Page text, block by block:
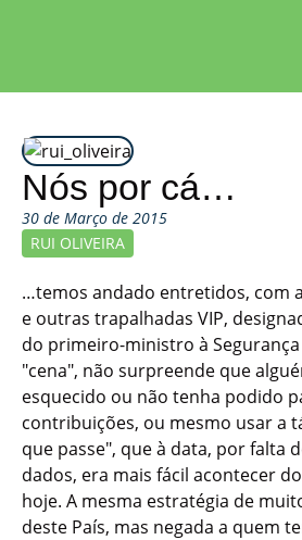
Nós por cá…
30 de Março de 2015
RUI OLIVEIRA
…temos andado entretidos, com
e outras trapalhadas VIP,
do primeiro-ministro à Segurança
"cena", não surpreende que
esquecido ou não tenha podido
contribuições, ou mesmo usar a
que passe", que à data, por falta
dados, era mais fácil acontecer
hoje. A mesma estratégia de
deste País, mas negada a quem